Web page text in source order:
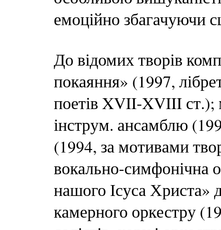
емоційно збагачуючи
До відомих творів
покаяння» (1997,
поетів XVII-XVIII ст.);
інструм. ансамблю
(1994, за мотивами
вокально-симфонічна
нашого Ісуса Христа»
камерного оркестру